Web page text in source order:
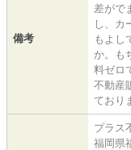
備考
差がで
し、カ
もよし
か。も
料ゼロ
不動産
ており
プラス
福岡県